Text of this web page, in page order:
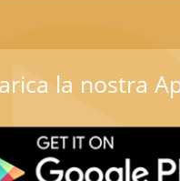
la nostra